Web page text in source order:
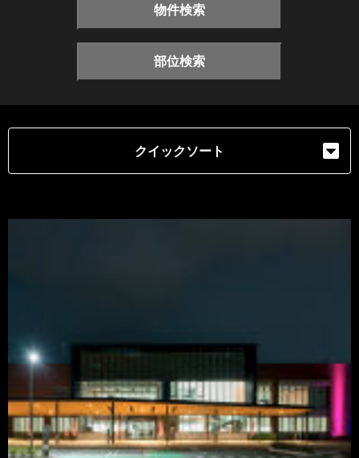
物件検索
部位検索
クイックソート